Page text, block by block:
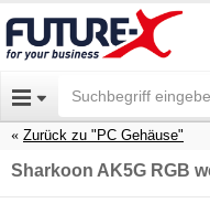
Zurück zu "PC Gehäuse"
Sharkoon AK5G RGB